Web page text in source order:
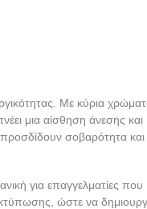
Με κύρια
μια αίσθηση άνεσης και
σοβαρότητα και
για επαγγελματίες που
ώστε να